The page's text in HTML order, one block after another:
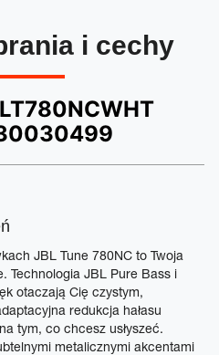
i cechy
JBL Tune 780NC to Twoja
Technologia JBL Pure Bass i
otaczają Cię czystym,
redukcja hałasu
tym, co chcesz usłyszeć.
metalicznymi akcentami